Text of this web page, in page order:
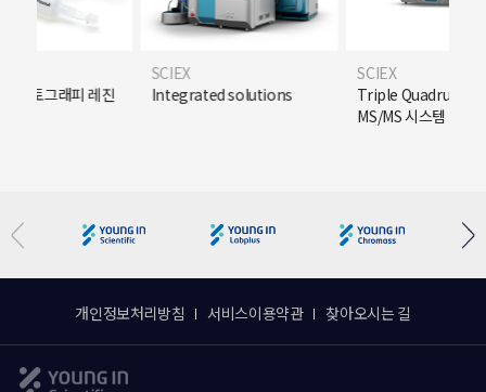
마토그래피 레진
SCIEX
Integrated solutions
SCIEX
Triple Quadrupole
MS/MS 시스템
개인정보처리방침 서비스이용약관 찾아오시는 길